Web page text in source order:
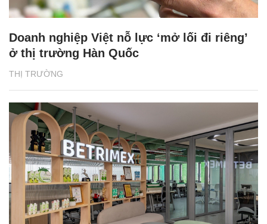
THỊ TRƯỜNG
Doanh nghiệp Việt nỗ lực ‘mở lối đi riêng’
ở thị trường Hàn Quốc